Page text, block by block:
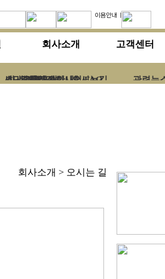
서당교육교재
대한검정회시험 FAQ 관련뉴
기타
회사소개
회사소개 오시는길
고객센터
주문배송안내
회사소개 > 오시는 길